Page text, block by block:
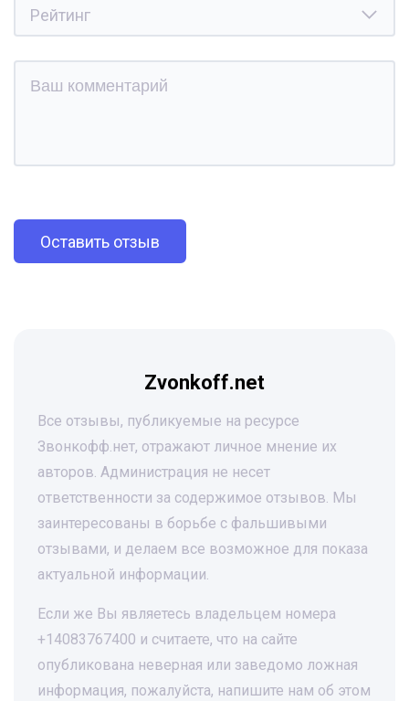
Оставить отзыв
Zvonkoff.net
Все отзывы, публикуемые на ресурсе
Звонкофф.нет, отражают личное мнение их
авторов. Администрация не несет
ответственности за содержимое отзывов. Мы
заинтересованы в борьбе с фальшивыми
отзывами, и делаем все возможное для показа
актуальной информации.
Если же Вы являетесь владельцем номера
+14083767400 и считаете, что на сайте
опубликована неверная или заведомо ложная
информация, пожалуйста, напишите нам об этом